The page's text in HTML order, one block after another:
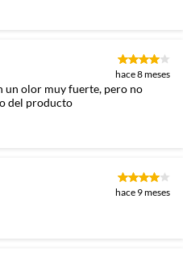
hace 8 meses
un olor muy fuerte, pero no
del producto
hace 9 meses